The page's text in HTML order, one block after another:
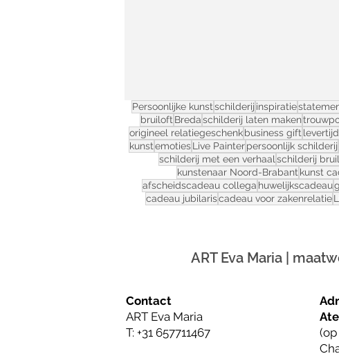
Persoonlijke kunstschilderij inspiratie
bruiloft Bredaschilderij laten maken
origineel relatiegeschenk business gift levertijd
kunstemotiesLive Painterpersoonlijk schilderij
schilderij met een verhaal schilderij
kunstenaar Noord-Brabant kunst
afscheidscadeau collega huwelijkscadeau
cadeau jubilariscadeau voor zakenrelatie
ART Eva Maria |
Contact
ART Eva Maria
T: +31 657711467
(op